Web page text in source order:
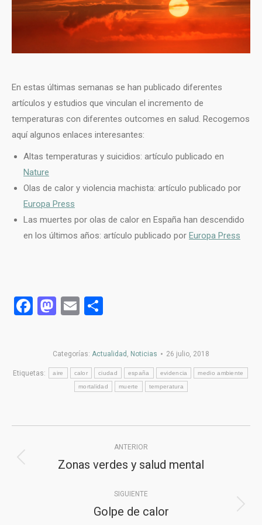
En estas últimas semanas se han publicado diferentes
artículos y estudios que vinculan el incremento de
temperaturas con diferentes outcomes en salud. Recogemos
aquí algunos enlaces interesantes:
Altas temperaturas y suicidios: artículo publicado en
Nature
Olas de calor y violencia machista: artículo publicado por
Europa Press
Las muertes por olas de calor en España han descendido
en los últimos años: artículo publicado por Europa Press
Facebook
Mastodon
Email
Categorías: Actualidad , Noticias 26 julio, 2018
Etiquetas: aire calor ciudad españa evidencia medio ambiente
mortalidad muerte temperatura
entre
publicaciones
ANTERIOR
Publicación
Zonas verdes y salud mental
SIGUIENTE
Publicación
Golpe de calor